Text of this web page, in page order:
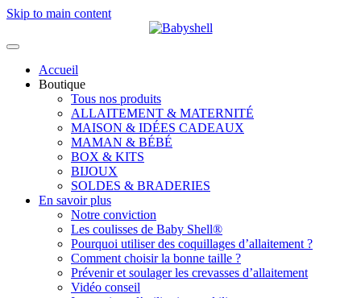
Skip to main content
Accueil
Boutique
Tous nos produits
ALLAITEMENT & MATERNITÉ
MAISON & IDÉES CADEAUX
MAMAN & BÉBÉ
BOX & KITS
BIJOUX
SOLDES & BRADERIES
En savoir plus
Notre conviction
Les coulisses de Baby Shell®
Pourquoi utiliser des coquillages d’allaitement ?
Comment choisir la bonne taille ?
Prévenir et soulager les crevasses d’allaitement
Vidéo conseil